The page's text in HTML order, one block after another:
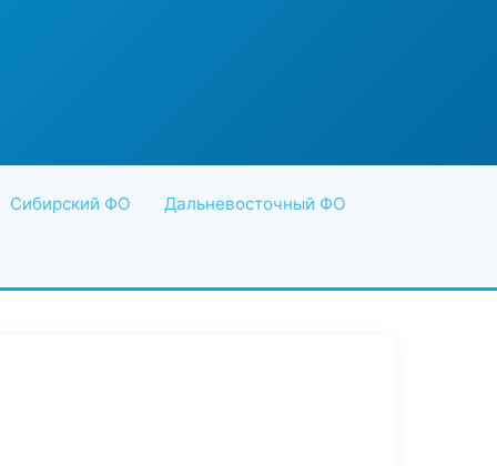
Сибирский ФО Дальневосточный ФО